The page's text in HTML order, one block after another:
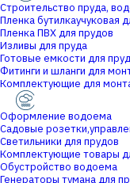
Строительство пруда,
Пленка бутилкаучуковая
Пленка ПВХ для прудов
Изливы для пруда
Готовые емкости для
Фитинги и шланги для
Комплектующие для
Оформление водоема
Садовые
Светильники для прудов
Комплектующие товары
Обустройство водоема
Генераторы тумана для